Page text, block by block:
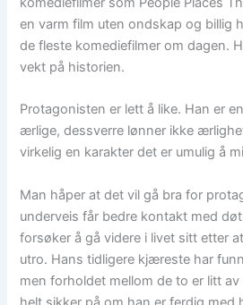
en varm film uten ondskap og billig
de fleste komediefilmer om dagen.
vekt på historien.
Protagonisten er lett å like. Han er
ærlige, dessverre lønner ikke
virkelig en karakter det er umulig å
Man håper at det vil gå bra for
underveis får bedre kontakt med
forsøker å gå videre i livet sitt etter
utro. Hans tidligere kjæreste har
men forholdet mellom de to er litt